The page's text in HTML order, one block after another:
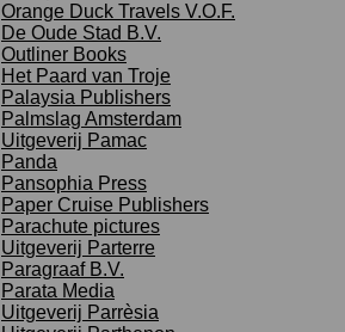
Orange Duck Travels V.O.F.
De Oude Stad B.V.
Outliner Books
Het Paard van Troje
Palaysia Publishers
Palmslag Amsterdam
Uitgeverij Pamac
Panda
Pansophia Press
Paper Cruise Publishers
Parachute pictures
Uitgeverij Parterre
Paragraaf B.V.
Parata Media
Uitgeverij Parrèsia